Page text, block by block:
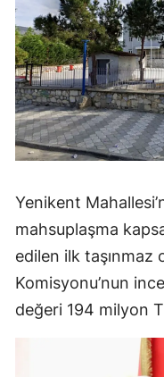
Yenikent
mahsuplaşma
edilen ilk taşınmaz
Komisyonu’nun
değeri 194 milyon